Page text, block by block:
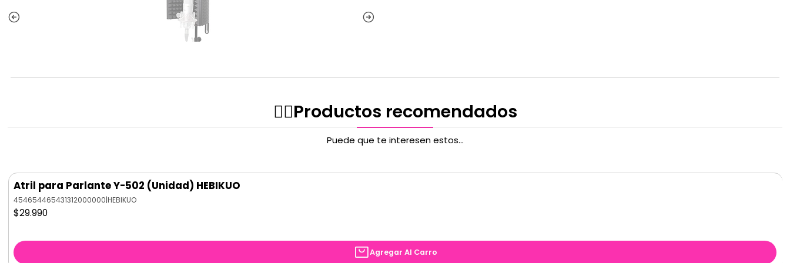
✌🏻️Productos recomendados
Puede que te interesen estos...
Atril para Parlante Y-502 (Unidad) HEBIKUO
454654465431312000000|HEBIKUO
$29.990
Agregar Al Carro